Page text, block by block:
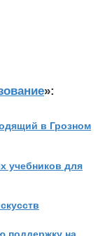
»:
в Грозном
учебников для
поддержку на